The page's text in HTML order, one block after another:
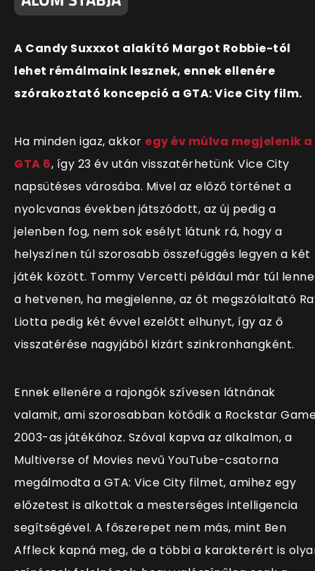
A Candy Suxxxot alakító Margot Robbie-tól
lehet rémálmaink lesznek, ennek ellenére
szórakoztató koncepció a GTA: Vice City film.
Ha minden igaz, akkor egy év múlva megjelenik a
GTA 6, így 23 év után visszatérhetünk Vice City
napsütéses városába. Mivel az előző történet a
nyolcvanas években játszódott, az új pedig a
jelenben fog, nem sok esélyt látunk rá, hogy a
helyszínen túl szorosabb összefüggés legyen a két
játék között. Tommy Vercetti például már túl lenne
a hetvenen, ha megjelenne, az őt megszólaltató
Liotta pedig két évvel ezelőtt elhunyt, így az ő
visszatérése nagyjából kizárt szinkronhangként.
Ennek ellenére a rajongók szívesen látnának
valamit, ami szorosabban kötődik a Rockstar
2003-as játékához. Szóval kapva az alkalmon, a
Multiverse of Movies nevű YouTube-csatorna
megálmodta a GTA: Vice City filmet, amihez egy
előzetest is alkottak a mesterséges intelligencia
segítségével. A főszerepet nem más, mint Ben
Affleck kapná meg, de a többi a karakterért is